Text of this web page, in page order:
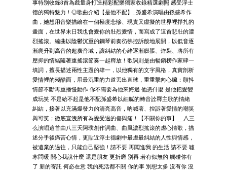
事特別收錄8首為戲量身打造精彩配樂獨家收錄精選劇照 感受浮士
德的獨特魅力！◎歌曲介紹【是他不配】_孫盛希演唱由孫盛希作
曲，她想用音樂描繪在一個極度悲慘、現實又虛擬的世界裡掙扎的
畫面，在世界末日我也會愛你的壯烈愛情，而寫成了這首悲壯的濃
烈搖滾。編曲以陰鬱沉重的鋼琴前奏彷彿控訴般地展開，以低音逐
漸爬升到高音的超廣音域，讓糾結的心緒逐漸膨脹、炸裂、將所有
壓抑的情緒隨著重搖滾節奏一起釋放！歌詞則是由暢銷榜作家肆一
填詞，擅長描述兩性主題的肆一，以他獨有的文字風格，真實剖析
愛情裡的殘酷面，用最沉重的力道丟出直球，重重擊向心臟：顫抖
情節不斷再重播慢動作 你不需要為他來悔過 他憑什麼 是他把愛變
成玩笑 不是給不起是他不配孫盛希以細膩的轉音詮釋主歌的情緒
糾結，接著以充滿爆發力的清亮高音，吶喊著、控訴著愛情的嘲笑
與可笑；徹底宣洩所有為愛受過的傷與痛！【不關你的事】__八三
么演唱這首由八三夭阿璞創作詞曲、曲風濃烈搖滾的虐心情歌，描
述分手後痛苦心情，更貼近浮士德劇中最虐最糾結的人性與情感，
被遺棄的過往，只能自己堅強！請不要 再闖進我 的生活 請不要 噓
寒問暖 關心我說什麼 還是朋友 更折磨 別再 若有似無的 觸碰你有
了 新的寄託 何必在意 我的死活都不關 你的事 別想太多 沒有你 沒